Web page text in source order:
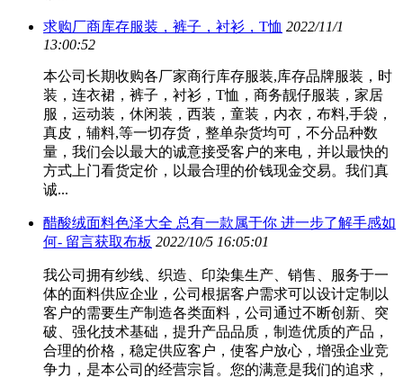
求购厂商库存服装，裤子，衬衫，T恤 2022/11/1
13:00:52
本公司长期收购各厂家商行库存服装,库存品牌服装，时
装，连衣裙，裤子，衬衫，T恤，商务靓仔服装，家居
服，运动装，休闲装，西装，童装，内衣，布料,手袋，
真皮，辅料,等一切存货，整单杂货均可，不分品种数
量，我们会以最大的诚意接受客户的来电，并以最快的
方式上门看货定价，以最合理的价钱现金交易。我们真
诚...
醋酸绒面料色泽大全 总有一款属于你 进一步了解手感如
何- 留言获取布板 2022/10/5 16:05:01
我公司拥有纱线、织造、印染集生产、销售、服务于一
体的面料供应企业，公司根据客户需求可以设计定制以
客户的需要生产制造各类面料，公司通过不断创新、突
破、强化技术基础，提升产品品质，制造优质的产品，
合理的价格，稳定供应客户，使客户放心，增强企业竞
争力，是本公司的经营宗旨。您的满意是我们的追求，